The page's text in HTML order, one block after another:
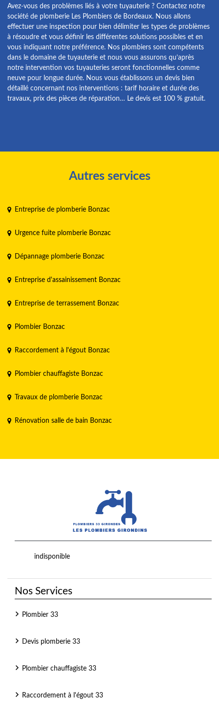
Avez-vous des problèmes liés à votre tuyauterie ? Contactez notre
société de plomberie Les Plombiers de Bordeaux. Nous allons
effectuer une inspection pour bien délimiter les types de problèmes
à résoudre et vous définir les différentes solutions possibles et en
vous indiquant notre préférence. Nos plombiers sont compétents
dans le domaine de tuyauterie et nous vous assurons qu’après
notre intervention vos tuyauteries seront fonctionnelles comme
neuve pour longue durée. Nous vous établissons un devis bien
détaillé concernant nos interventions : tarif horaire et durée des
travaux, prix des pièces de réparation… Le devis est 100 % gratuit.
Autres services
Entreprise de plomberie Bonzac
Urgence fuite plomberie Bonzac
Dépannage plomberie Bonzac
Entreprise d'assainissement Bonzac
Entreprise de terrassement Bonzac
Plombier Bonzac
Raccordement à l'égout Bonzac
Plombier chauffagiste Bonzac
Travaux de plomberie Bonzac
Rénovation salle de bain Bonzac
indisponible
Nos Services
Plombier 33
Devis plomberie 33
Plombier chauffagiste 33
Raccordement à l'égout 33